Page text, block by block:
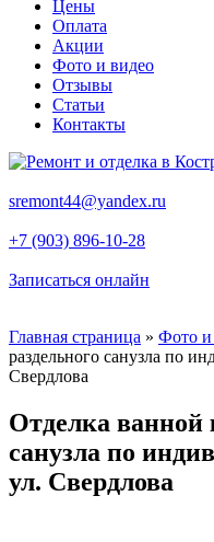
Цены
Оплата
Акции
Фото и видео
Отзывы
Статьи
Контакты
sremont44@yandex.ru
+7 (903) 896-10-28
Записаться онлайн
Главная страница » Фото и
раздельного санузла по
Свердлова
Отделка ванной
санузла по
ул. Свердлова